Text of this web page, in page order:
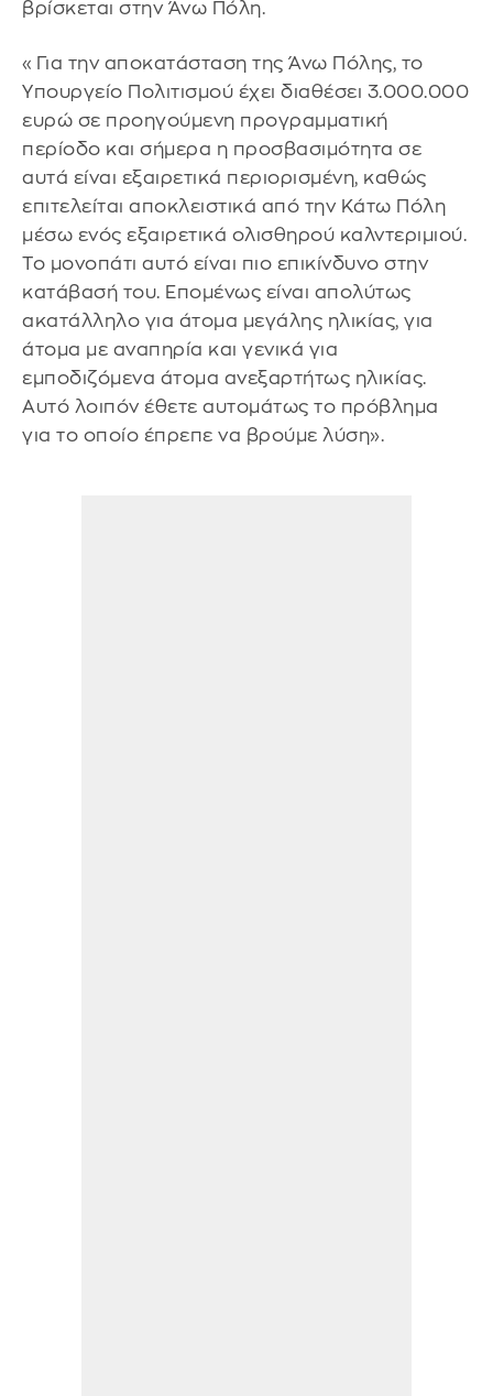
βρίσκεται στην Άνω Πόλη.
«Για την αποκατάσταση της Άνω Πόλης, το
Υπουργείο Πολιτισμού έχει διαθέσει 3.000.000
ευρώ σε προηγούμενη προγραμματική
περίοδο και σήμερα η προσβασιμότητα σε
αυτά είναι εξαιρετικά περιορισμένη, καθώς
επιτελείται αποκλειστικά από την Κάτω Πόλη
μέσω ενός εξαιρετικά ολισθηρού καλντεριμιού.
Το μονοπάτι αυτό είναι πιο επικίνδυνο στην
κατάβασή του. Επομένως είναι απολύτως
ακατάλληλο για άτομα μεγάλης ηλικίας, για
άτομα με αναπηρία και γενικά για
εμποδιζόμενα άτομα ανεξαρτήτως ηλικίας.
Αυτό λοιπόν έθετε αυτομάτως το πρόβλημα
για το οποίο έπρεπε να βρούμε λύση».